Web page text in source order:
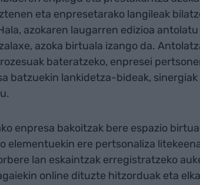
eta enpresetarako langileak
azokaren laugarren edizioa
azoka birtuala izango da.
bateratzeko, enpresei
batzuekin lankidetza-bideak,
enpresa bakoitzak bere espazio
elementuekin ere pertsonaliza
lan eskaintzak erregistratzeko
online dituzte hitzorduak eta